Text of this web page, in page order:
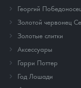
Георгий
Золотой червонец
Золотые слитки
Аксессуары
Гарри Поттер
Год Лошади